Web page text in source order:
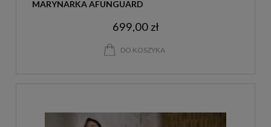
MARYNARKA AFUNGUARD
699,00 zł
DO KOSZYKA